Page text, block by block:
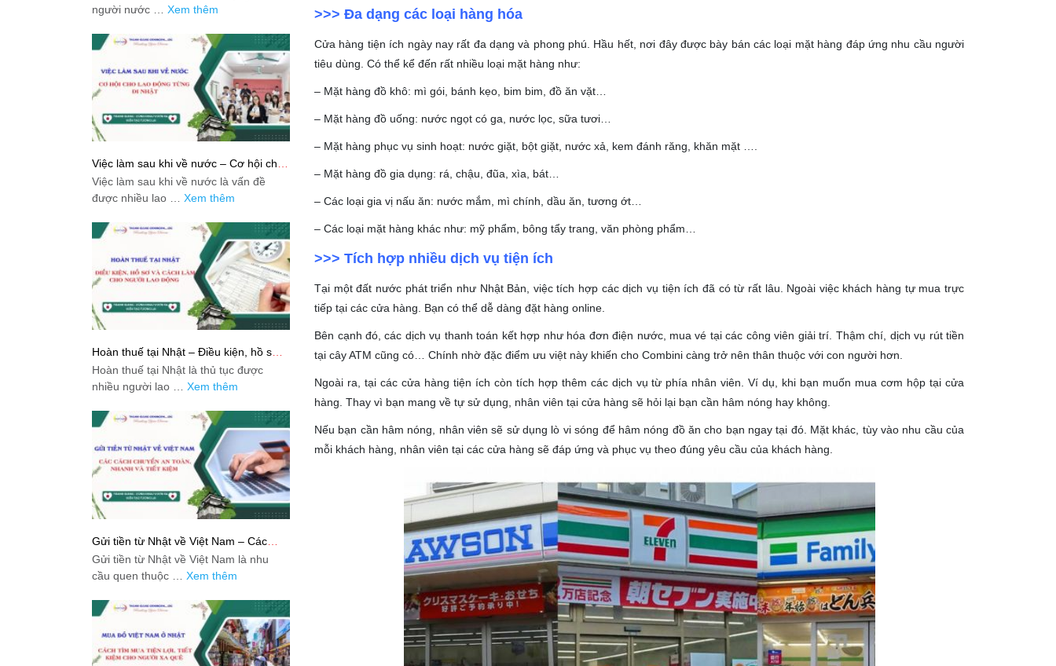
>>> Đa dạng các loại hàng hóa
Cửa hàng tiện ích ngày nay rất đa dạng và phong phú. Hầu hết, nơi đây được bày bán các loại mặt hàng đáp ứng nhu cầu người
tiêu dùng. Có thể kể đến rất nhiều loại mặt hàng như:
– Mặt hàng đồ khô: mì gói, bánh kẹo, bim bim, đồ ăn vặt…
– Mặt hàng đồ uống: nước ngọt có ga, nước lọc, sữa tươi…
– Mặt hàng phục vụ sinh hoạt: nước giặt, bột giặt, nước xả, kem đánh răng, khăn mặt ….
– Mặt hàng đồ gia dụng: rá, chậu, đũa, xìa, bát…
– Các loại gia vị nấu ăn: nước mắm, mì chính, dầu ăn, tương ớt…
– Các loại mặt hàng khác như: mỹ phẩm, bông tẩy trang, văn phòng phẩm…
>>> Tích hợp nhiều dịch vụ tiện ích
Tại một đất nước phát triển như Nhật Bản, việc tích hợp các dịch vụ tiện ích đã có từ rất lâu. Ngoài việc khách hàng tự mua trực
tiếp tại các cửa hàng. Bạn có thể dễ dàng đặt hàng online.
Bên cạnh đó, các dịch vụ thanh toán kết hợp như hóa đơn điện nước, mua vé tại các công viên giải trí. Thậm chí, dịch vụ rút tiền
tại cây ATM cũng có… Chính nhờ đặc điểm ưu việt này khiến cho Combini càng trở nên thân thuộc với con người hơn.
Ngoài ra, tại các cửa hàng tiện ích còn tích hợp thêm các dịch vụ từ phía nhân viên. Ví dụ, khi bạn muốn mua cơm hộp tại cửa
hàng. Thay vì bạn mang về tự sử dụng, nhân viên tại cửa hàng sẽ hỏi lại bạn cần hâm nóng hay không.
Nếu bạn cần hâm nóng, nhân viên sẽ sử dụng lò vi sóng để hâm nóng đồ ăn cho bạn ngay tại đó. Mặt khác, tùy vào nhu cầu của
mỗi khách hàng, nhân viên tại các cửa hàng sẽ đáp ứng và phục vụ theo đúng yêu cầu của khách hàng.
người nước … Xem thêm
Việc làm sau khi về nước – Cơ hội cho
lao động từng đi Nhật
Việc làm sau khi về nước là vấn đề
được nhiều lao … Xem thêm
Hoàn thuế tại Nhật – Điều kiện, hồ sơ
và cách làm cho người lao động
Hoàn thuế tại Nhật là thủ tục được
nhiều người lao … Xem thêm
Gửi tiền từ Nhật về Việt Nam – Các
cách chuyển an toàn, nhanh và tiết
kiệm
Gửi tiền từ Nhật về Việt Nam là nhu
cầu quen thuộc … Xem thêm